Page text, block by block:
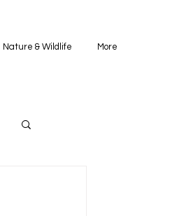
Nature & Wildlife More